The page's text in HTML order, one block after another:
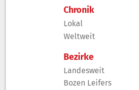
Chronik
Lokal
Weltweit
Bezirke
Landesweit
Bozen Leifers